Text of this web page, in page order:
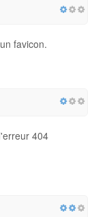
favicon.
404